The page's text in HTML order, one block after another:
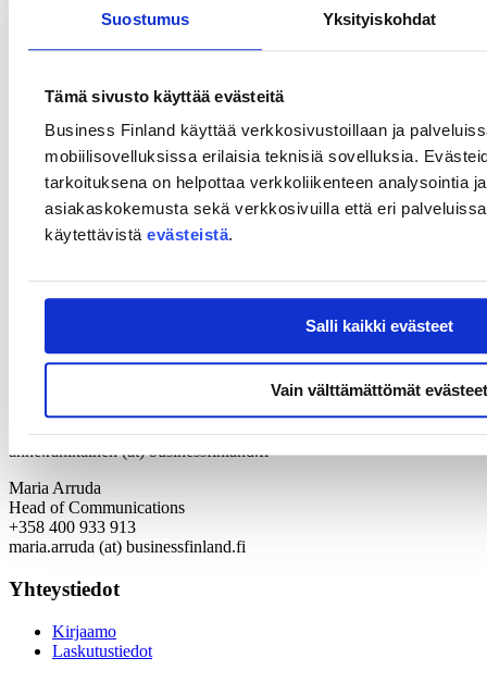
Suostumus Yksityiskohdat
Tämä sivusto käyttää evästeitä
Business Finland käyttää verkkosivustoillaan ja
mobiilisovelluksissa erilaisia teknisiä sovelluksia.
tarkoituksena on helpottaa verkkoliikenteen analysointia
asiakaskokemusta sekä verkkosivuilla että eri
käytettävistä evästeistä.
Salli kaikki evästeet
Vain välttämättömät evästeet
keinoja, joilla yritykset voivat hyötyä kestävän kehityksen
vaatimusten täyttämisestä ilman, että hinta kohoaa kuluttajille
Business Finlandin kiertotalouteen kohdistunut rahoitus on
ollut yli 200 miljoonaa euroa vuosina 2023-2024
Kuluttajabrändejä olemme rahoittaneet lähes 27 miljoonalla
eurolla vuosina 2023-2024
Outi Suomi
outi.suomi (at) businessfinland.fi
Kuluttajaliiketoiminnan asiantuntija
+358 50 354 8058
anne.rahikainen (at) businessfinland.fi
Maria Arruda
Head of Communications
+358 400 933 913
maria.arruda (at) businessfinland.fi
Yhteystiedot
Kirjaamo
Laskutustiedot